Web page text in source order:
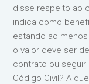
disse respeito ao
indica como
estando ao
o valor deve ser
contrato ou seguir
Código Civil? A